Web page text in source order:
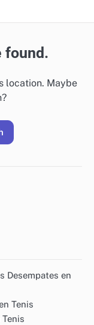
found.
location. Maybe
Desempates en
Tenis